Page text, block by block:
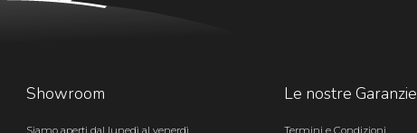
Showroom Le nostre Garanzie